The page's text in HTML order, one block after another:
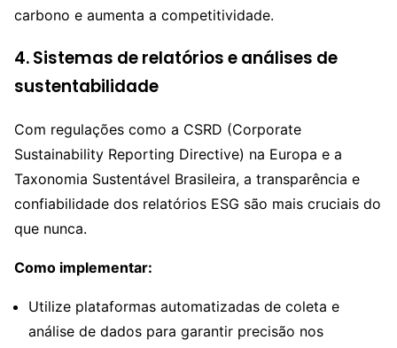
carbono e aumenta a competitividade.
4. Sistemas de relatórios e análises de
sustentabilidade
Com regulações como a CSRD (Corporate
Sustainability Reporting Directive) na Europa e a
Taxonomia Sustentável Brasileira, a transparência e
confiabilidade dos relatórios ESG são mais cruciais do
que nunca.
Como implementar:
Utilize plataformas automatizadas de coleta e
análise de dados para garantir precisão nos